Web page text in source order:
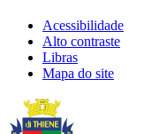
Acessibilidade
Alto contraste
Libras
Mapa do site